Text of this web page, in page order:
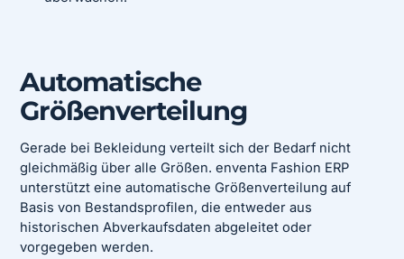
Automatische
Größenverteilung
Gerade bei Bekleidung verteilt sich der Bedarf nicht
gleichmäßig über alle Größen. enventa Fashion ERP
unterstützt eine automatische Größenverteilung auf
Basis von Bestandsprofilen, die entweder aus
historischen Abverkaufsdaten abgeleitet oder
vorgegeben werden.